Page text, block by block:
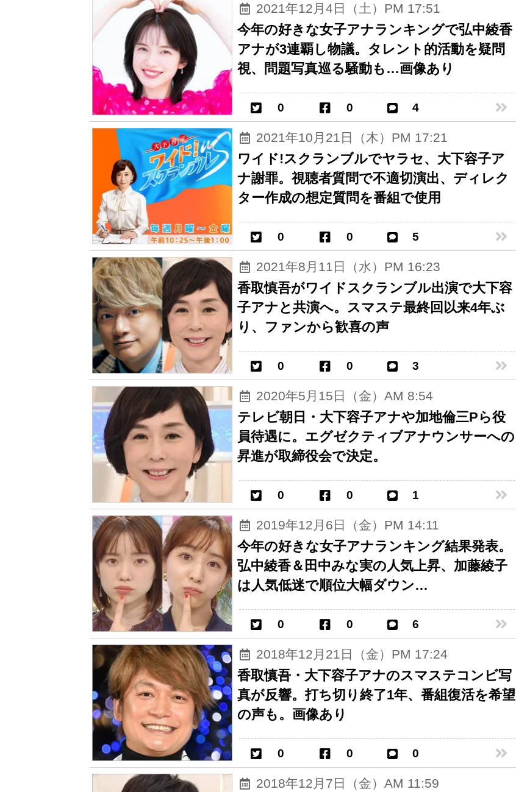
2021年12月4日（土）PM 17:51
今年の好きな女子アナランキングで弘中綾香
アナが3連覇し物議。タレント的活動を疑問
視、問題写真巡る騒動も…画像あり
0 0 4
2021年10月21日（木）PM 17:21
ワイド!スクランブルでヤラセ、大下容子ア
ナ謝罪。視聴者質問で不適切演出、ディレク
ター作成の想定質問を番組で使用
0 0 5
2021年8月11日（水）PM 16:23
香取慎吾がワイドスクランブル出演で大下容
子アナと共演へ。スマステ最終回以来4年ぶ
り、ファンから歓喜の声
0 0 3
2020年5月15日（金）AM 8:54
テレビ朝日・大下容子アナや加地倫三Pら役
員待遇に。エグゼクティブアナウンサーへの
昇進が取締役会で決定。
0 0 1
2019年12月6日（金）PM 14:11
今年の好きな女子アナランキング結果発表。
弘中綾香＆田中みな実の人気上昇、加藤綾子
は人気低迷で順位大幅ダウン…
0 0 6
2018年12月21日（金）PM 17:24
香取慎吾・大下容子アナのスマステコンビ写
真が反響。打ち切り終了1年、番組復活を希望
の声も。画像あり
0 0 0
2018年12月7日（金）AM 11:59